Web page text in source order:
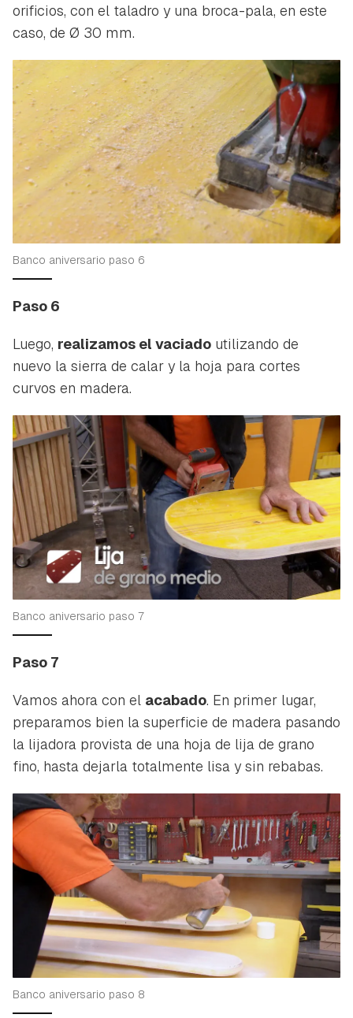
orificios, con el taladro y una broca-pala, en este
caso, de Ø 30 mm.
Banco aniversario paso 6
Paso 6
Luego, realizamos el vaciado utilizando de
nuevo la sierra de calar y la hoja para cortes
curvos en madera.
Banco aniversario paso 7
Paso 7
Vamos ahora con el acabado. En primer lugar,
preparamos bien la superficie de madera pasando
la lijadora provista de una hoja de lija de grano
fino, hasta dejarla totalmente lisa y sin rebabas.
Banco aniversario paso 8